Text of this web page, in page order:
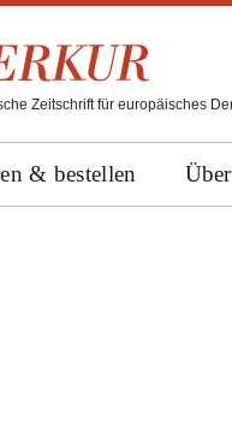
Zeitschrift für europäisches
& bestellen